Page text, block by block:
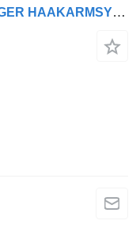
GINAF X6 5250 CSE 10X4PALFINGER HAAKARMSYSTEM / ABROLLKIPPER / HOOKLIF